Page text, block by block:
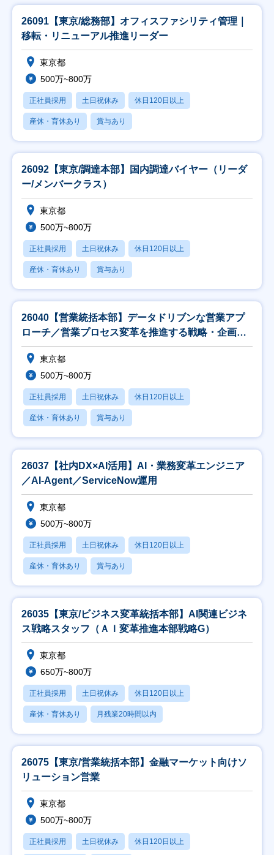
26091【東京/総務部】オフィスファシリティ管理｜
移転・リニューアル推進リーダー
東京都
500万~800万
正社員採用 土日祝休み 休日120日以上
産休・育休あり 賞与あり
26092【東京/調達本部】国内調達バイヤー（リーダ
ー/メンバークラス）
東京都
500万~800万
正社員採用 土日祝休み 休日120日以上
産休・育休あり 賞与あり
26040【営業統括本部】データドリブンな営業アプ
ローチ／営業プロセス変革を推進する戦略・企画担
当
東京都
500万~800万
正社員採用 土日祝休み 休日120日以上
産休・育休あり 賞与あり
26037【社内DX×AI活用】AI・業務変革エンジニア
／AI-Agent／ServiceNow運用
東京都
500万~800万
正社員採用 土日祝休み 休日120日以上
産休・育休あり 賞与あり
26035【東京/ビジネス変革統括本部】AI関連ビジネ
ス戦略スタッフ（ＡＩ変革推進本部戦略G）
東京都
650万~800万
正社員採用 土日祝休み 休日120日以上
産休・育休あり 月残業20時間以内
26075【東京/営業統括本部】金融マーケット向けソ
リューション営業
東京都
500万~800万
正社員採用 土日祝休み 休日120日以上